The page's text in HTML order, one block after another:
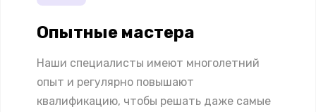
Опытные мастера
Наши специалисты имеют многолетний
опыт и регулярно повышают
квалификацию, чтобы решать даже самые